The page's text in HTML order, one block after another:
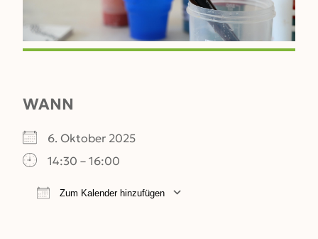
WANN
6. Oktober 2025
14:30 – 16:00
Zum Kalender hinzufügen